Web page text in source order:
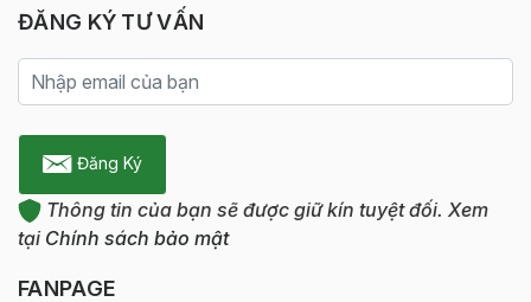
ĐĂNG KÝ TƯ VẤN
Đăng Ký
Thông tin của bạn sẽ được giữ kín tuyệt đối. Xem
tại Chính sách bảo mật
FANPAGE